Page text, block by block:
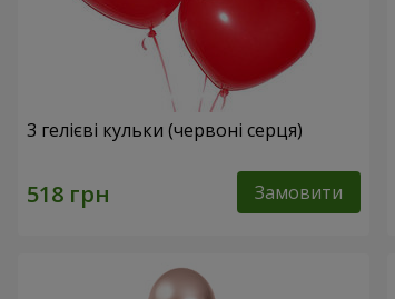
3 гелієві кульки (червоні серця)
Замовити